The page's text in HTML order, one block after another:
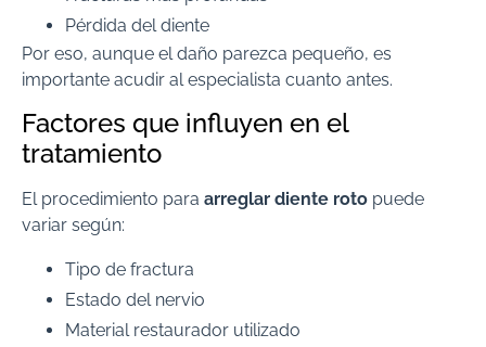
Pérdida del diente
Por eso, aunque el daño parezca pequeño, es
importante acudir al especialista cuanto antes.
Factores que influyen en el
tratamiento
El procedimiento para arreglar diente roto puede
variar según:
Tipo de fractura
Estado del nervio
Material restaurador utilizado